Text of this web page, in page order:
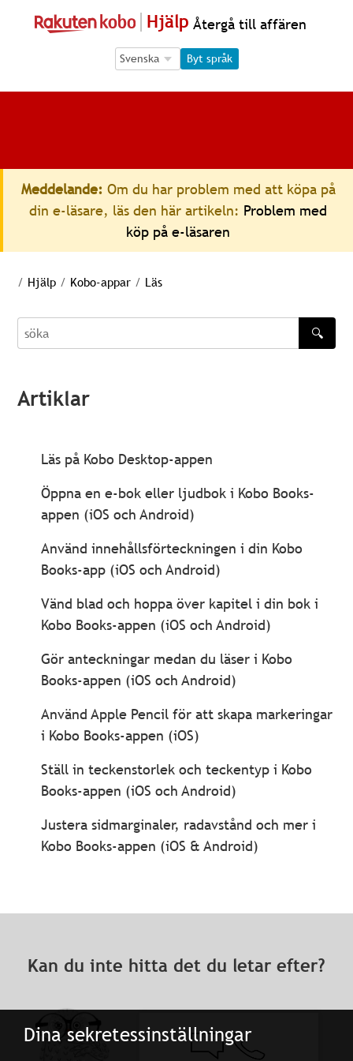
Dina sekretessinställningar
Hjälp Återgå till affären
Language Selection
Language Selection
Byt språk
Meddelande: Om du har problem med att köpa på
din e-läsare, läs den här artikeln: Problem med
köp på e-läsaren
/ Hjälp / Kobo-appar / Läs
söka
🔍
Artiklar
Läs på Kobo Desktop-appen
Öppna en e-bok eller ljudbok i Kobo Books-
appen (iOS och Android)
Använd innehållsförteckningen i din Kobo
Books-app (iOS och Android)
Vänd blad och hoppa över kapitel i din bok i
Kobo Books-appen (iOS och Android)
Gör anteckningar medan du läser i Kobo
Books-appen (iOS och Android)
Använd Apple Pencil för att skapa markeringar
i Kobo Books-appen (iOS)
Ställ in teckenstorlek och teckentyp i Kobo
Books-appen (iOS och Android)
Justera sidmarginaler, radavstånd och mer i
Kobo Books-appen (iOS & Android)
Kan du inte hitta det du letar efter?